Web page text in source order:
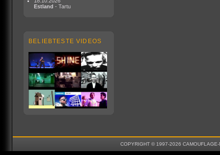
Estland - Tartu
BELIEBTESTE VIDEOS
COPYRIGHT © 1997-2026 CAMOUFLAGE-